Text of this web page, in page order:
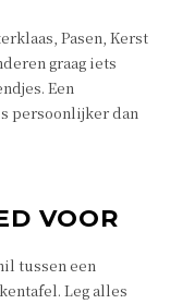
Pasen, Kerst
graag iets
Een
persoonlijker dan
VOOR
tussen een
Leg alles